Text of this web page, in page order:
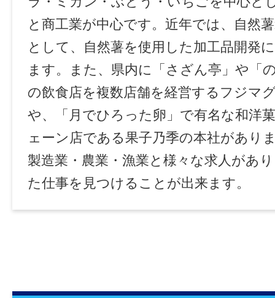
と商工業が中心です。近年では、自然
として、自然薯を使用した加工品開発
ます。また、県内に「さざん亭」や「
の飲食店を複数店舗を経営するフジマ
や、「月でひろった卵」で有名な和洋
ェーン店である果子乃季の本社があり
製造業・農業・漁業と様々な求人があ
た仕事を見つけることが出来ます。